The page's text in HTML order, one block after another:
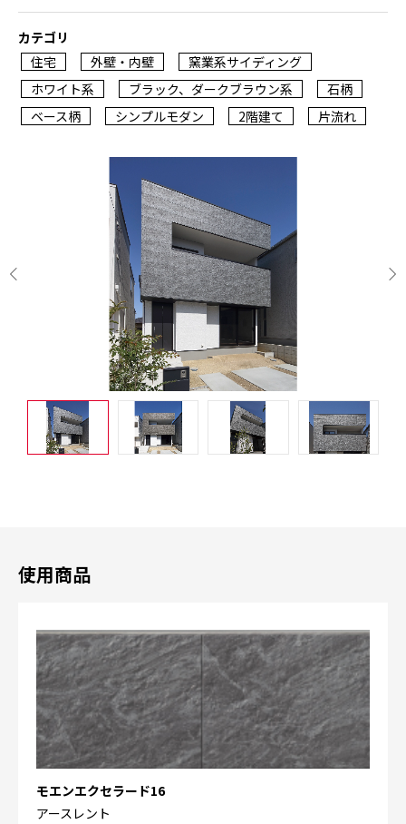
カテゴリ
住宅
外壁・内壁
窯業系サイディング
ホワイト系
ブラック、ダークブラウン系
石柄
ベース柄
シンプルモダン 2階建て 片流れ
使用商品
モエンエクセラード16
アースレント